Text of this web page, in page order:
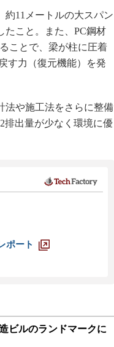
11メートルの大スパン
たこと。また、PC鋼材
ことで、梁が柱に圧着
す力（復元機能）を発
法や施工法をさらに整備
排出量が少なく環境に優
ポート
ビルのランドマークに